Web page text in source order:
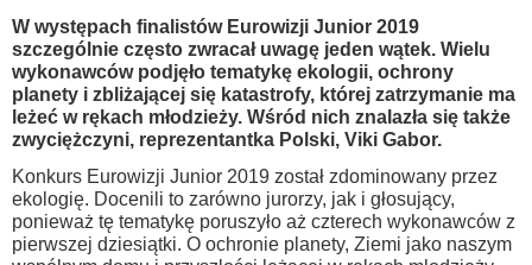
W występach finalistów Eurowizji Junior 2019
szczególnie często zwracał uwagę jeden wątek. Wielu
wykonawców podjęło tematykę ekologii, ochrony
planety i zbliżającej się katastrofy, której zatrzymanie ma
leżeć w rękach młodzieży. Wśród nich znalazła się także
zwyciężczyni, reprezentantka Polski, Viki Gabor.
Konkurs Eurowizji Junior 2019 został zdominowany przez
ekologię. Docenili to zarówno jurorzy, jak i głosujący,
ponieważ tę tematykę poruszyło aż czterech wykonawców z
pierwszej dziesiątki. O ochronie planety, Ziemi jako naszym